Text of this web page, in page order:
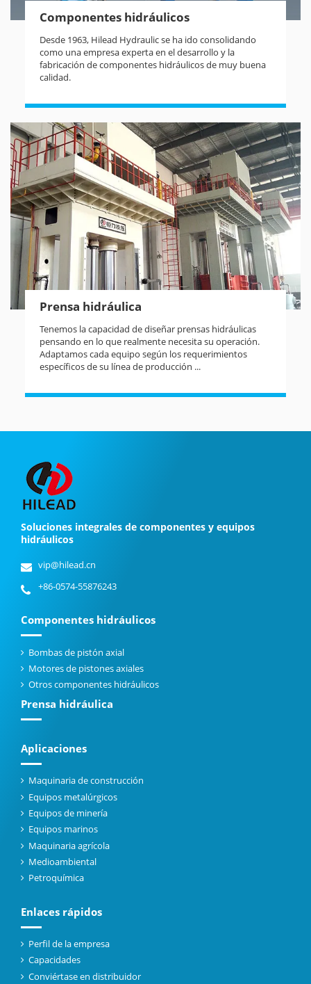
Componentes hidráulicos
Desde 1963, Hilead Hydraulic se ha ido consolidando
como una empresa experta en el desarrollo y la
fabricación de componentes hidráulicos de muy buena
calidad.
Prensa hidráulica
Tenemos la capacidad de diseñar prensas hidráulicas
pensando en lo que realmente necesita su operación.
Adaptamos cada equipo según los requerimientos
específicos de su línea de producción ...
Soluciones integrales de componentes y equipos
hidráulicos
vip@hilead.cn
+86-0574-55876243
Componentes hidráulicos
Bombas de pistón axial
Motores de pistones axiales
Otros componentes hidráulicos
Prensa hidráulica
Aplicaciones
Maquinaria de construcción
Equipos metalúrgicos
Equipos de minería
Equipos marinos
Maquinaria agrícola
Medioambiental
Petroquímica
Enlaces rápidos
Perfil de la empresa
Capacidades
Conviértase en distribuidor